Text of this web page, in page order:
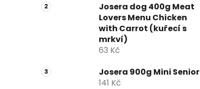
Josera dog 400g Meat
Lovers Menu Chicken
with Carrot (kuřecí s
mrkví)
63 Kč
Josera 900g Mini Senior
141 Kč